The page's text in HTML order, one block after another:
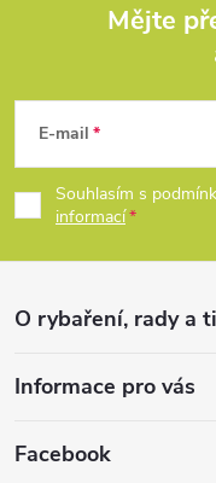
c
í
p
r
v
y
v
p
a
Mějte
E-mail
Souhlasím s
informací
O rybaření, rady a
Informace pro vás
Facebook